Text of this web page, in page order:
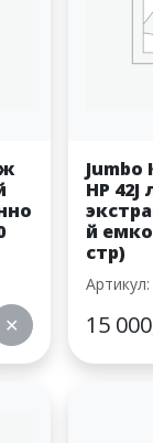
✕
HP
й
стр)
Артикул:
15